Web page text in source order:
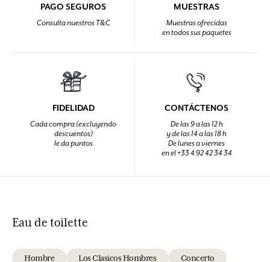
PAGO SEGUROS
Consulta nuestros T&C
MUESTRAS
Muestras ofrecidas
en todos sus paquetes
FIDELIDAD
Cada compra (excluyendo
descuentos)
le da puntos
CONTÁCTENOS
De las 9 a las 12 h
y de las 14 a las 18 h
De lunes a viernes
en el +33 4 92 42 34 34
Eau de toilette
Hombre Los Clasicos Hombres Concerto